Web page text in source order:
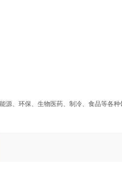
源、环保、生物医药、制冷、食品等各种